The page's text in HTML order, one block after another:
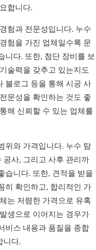
합니다.
험과 전문성입니다. 누수
험을 가진 업체일수록 문
니다. 또한, 첨단 장비를 보
술력을 갖추고 있는지도
블로그 등을 통해 시공 사
문성을 확인하는 것도 좋
해 신뢰할 수 있는 업체를
위와 가격입니다. 누수 탐
공사, 그리고 사후 관리까
습니다. 또한, 견적을 받을
히 확인하고, 합리적인 가
는 저렴한 가격으로 유혹
생으로 이어지는 경우가
비스 내용과 품질을 종합
니다.